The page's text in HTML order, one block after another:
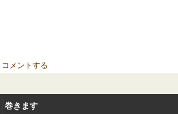
コメントする
巻きます